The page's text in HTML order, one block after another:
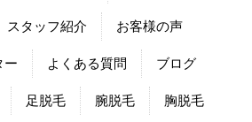
スタッフ紹介 お客様の声
ー よくある質問 ブログ
足脱毛 腕脱毛 胸脱毛